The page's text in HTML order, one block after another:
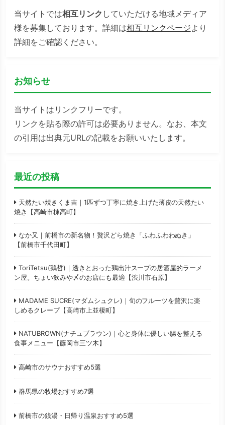
当サイトでは相互リンク していただける地域メディア
様を募集しております。詳細は相互リンクページより
詳細をご確認ください。
お知らせ
当サイトはリンクフリーです。
リンクを貼る際の許可は必要ありません。なお、本文
の引用は出典元URLの記載をお願いいたします。
最近の投稿
天然たい焼きくま吉｜1匹ずつ丁寧に焼き上げた薄皮の天然たい
焼き【高崎市棟高町】
なか又｜前橋市の新名物！贅沢どら焼き「ふわふわわぬき」
【前橋市千代田町】
ToriTetsu(鶏哲)｜透きとおった鶏出汁スープの居酒屋的ラーメ
ン屋。ちょい飲みや〆のお店にも最適【渋川市石原】
MADAME SUCRE(マダムシュクレ)｜旬のフルーツを贅沢に楽
しめるクレープ【高崎市上並榎町】
NATUBROWN(ナチュブラウン)｜心と身体に優しい腸を整える
食事メニュー【藤岡市三ツ木】
高崎市のサウナおすすめ5選
群馬県の牧場おすすめ7選
前橋市の銭湯・日帰り温泉おすすめ5選